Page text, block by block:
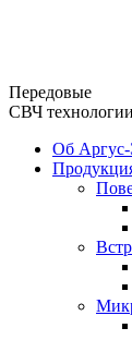
Передовые
СВЧ технологии
Об